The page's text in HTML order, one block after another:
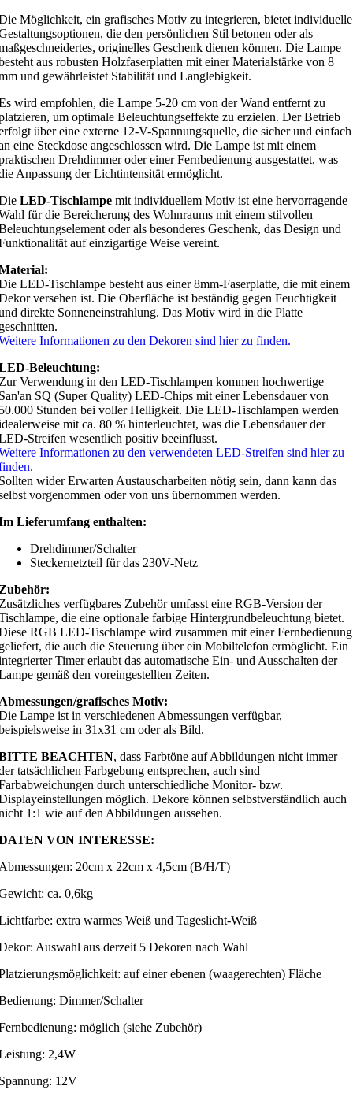
Möglichkeit, ein grafisches Motiv zu integrieren, bietet individuelle
die den persönlichen Stil betonen oder als
originelles Geschenk dienen können. Die Lampe
aus robusten Holzfaserplatten mit einer Materialstärke von 8
und gewährleistet Stabilität und Langlebigkeit.
wird empfohlen, die Lampe 5-20 cm von der Wand entfernt zu
um optimale Beleuchtungseffekte zu erzielen. Der Betrieb
über eine externe 12-V-Spannungsquelle, die sicher und einfach
eine Steckdose angeschlossen wird. Die Lampe ist mit einem
Drehdimmer oder einer Fernbedienung ausgestattet, was
Anpassung der Lichtintensität ermöglicht.
LED-Tischlampe mit individuellem Motiv ist eine hervorragende
für die Bereicherung des Wohnraums mit einem stilvollen
oder als besonderes Geschenk, das Design und
auf einzigartige Weise vereint.
LED-Tischlampe besteht aus einer 8mm-Faserplatte, die mit einem
versehen ist. Die Oberfläche ist beständig gegen Feuchtigkeit
direkte Sonneneinstrahlung. Das Motiv wird in die Platte
Informationen zu den Dekoren sind hier zu finden.
Beleuchtung:
Verwendung in den LED-Tischlampen kommen hochwertige
SQ (Super Quality) LED-Chips mit einer Lebensdauer von
Stunden bei voller Helligkeit. Die LED-Tischlampen werden
mit ca. 80 % hinterleuchtet, was die Lebensdauer der
Streifen wesentlich positiv beeinflusst.
Informationen zu den verwendeten LED-Streifen sind hier zu
wider Erwarten Austauscharbeiten nötig sein, dann kann das
vorgenommen oder von uns übernommen werden.
Lieferumfang enthalten:
Drehdimmer/Schalter
Steckernetzteil für das 230V-Netz
verfügbares Zubehör umfasst eine RGB-Version der
die eine optionale farbige Hintergrundbeleuchtung bietet.
RGB LED-Tischlampe wird zusammen mit einer Fernbedienung
die auch die Steuerung über ein Mobiltelefon ermöglicht. Ein
Timer erlaubt das automatische Ein- und Ausschalten der
gemäß den voreingestellten Zeiten.
grafisches Motiv:
Lampe ist in verschiedenen Abmessungen verfügbar,
in 31x31 cm oder als Bild.
BEACHTEN, dass Farbtöne auf Abbildungen nicht immer
tatsächlichen Farbgebung entsprechen, auch sind
durch unterschiedliche Monitor- bzw.
möglich. Dekore können selbstverständlich auch
1:1 wie auf den Abbildungen aussehen.
VON INTERESSE:
20cm x 22cm x 4,5cm (B/H/T)
ca. 0,6kg
extra warmes Weiß und Tageslicht-Weiß
Auswahl aus derzeit 5 Dekoren nach Wahl
auf einer ebenen (waagerechten) Fläche
Dimmer/Schalter
möglich (siehe Zubehör)
2,4W
12V